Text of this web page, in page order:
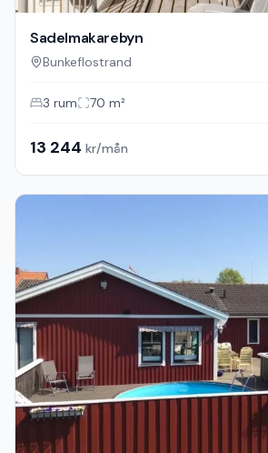
Sadelmakarebyn
Bunkeflostrand
3 rum 70 m²
13 244 kr/mån